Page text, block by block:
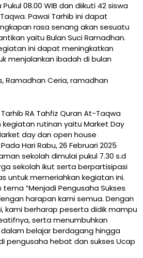
08.00 WIB dan diikuti 42 siswa
Pawai Tarhib ini dapat
rasa senang akan sesuatu
yaitu Bulan Suci Ramadhan.
ini dapat meningkatkan
menjalankan ibadah di bulan
Ramadhan Ceria, ramadhan
RA Tahfiz Quran At-Taqwa
rutinan yaitu Market Day
day dan open house
Hari Rabu, 26 Februari 2025
sekolah dimulai pukul 7.30 s.d
sekolah ikut serta berpartisipasi
untuk memeriahkan kegiatan ini.
“Menjadi Pengusaha Sukses
harapan kami semua. Dengan
kami berharap peserta didik mampu
serta menumbuhkan
belajar berdagang hingga
pengusaha hebat dan sukses Ucap